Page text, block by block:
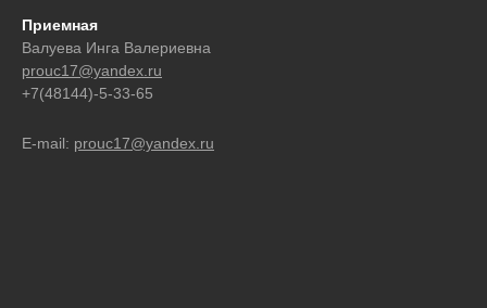
Приемная
Валуева Инга Валериевна
prouc17@yandex.ru
+7(48144)-5-33-65
E-mail: prouc17@yandex.ru